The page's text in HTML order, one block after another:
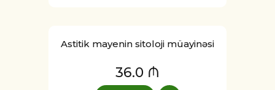
Astitik mayenin sitoloji müayinəsi
36.0 ₼